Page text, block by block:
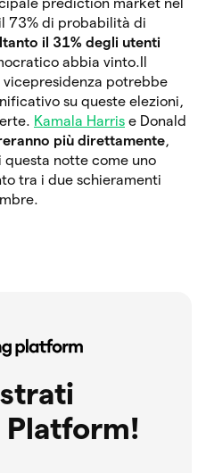
73% di probabilità di
il 31% degli utenti
abbia vinto.Il
potrebbe
su queste elezioni,
Kamala Harris e Donald
più direttamente,
questa notte come uno
tra i due schieramenti
Platform!